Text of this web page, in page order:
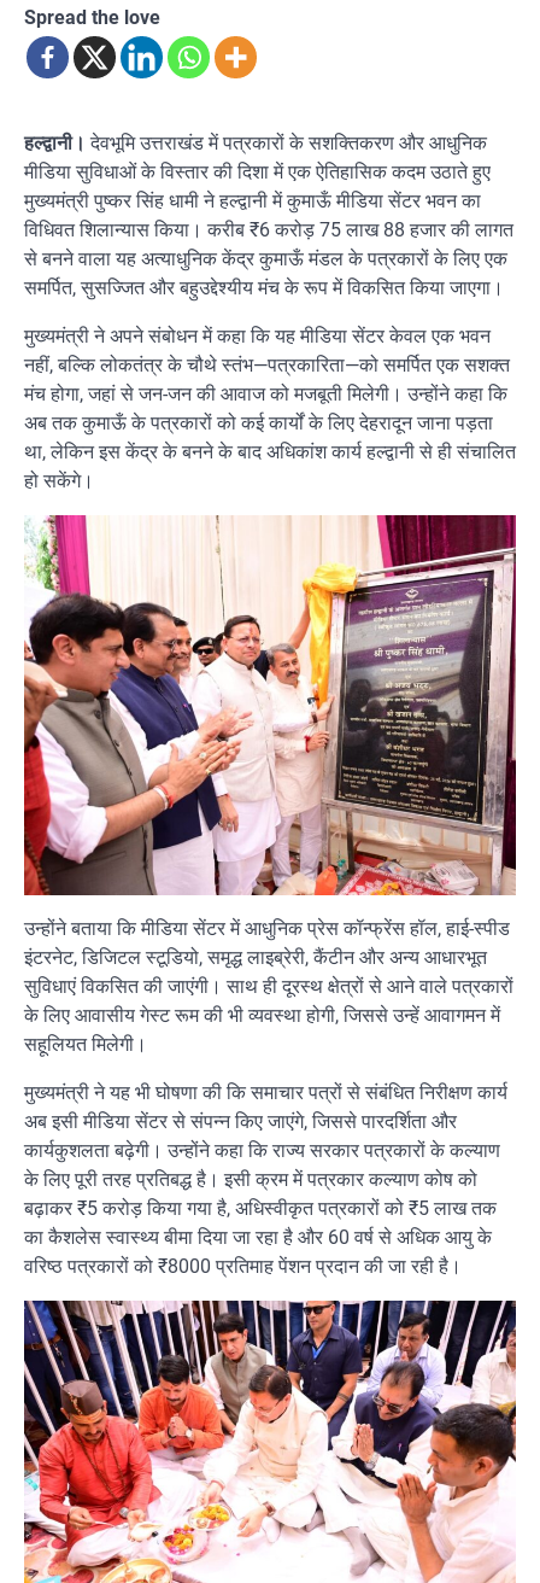
Spread the love
हल्द्वानी। देवभूमि उत्तराखंड में पत्रकारों के सशक्तिकरण और आधुनिक
मीडिया सुविधाओं के विस्तार की दिशा में एक ऐतिहासिक कदम उठाते हुए
मुख्यमंत्री पुष्कर सिंह धामी ने हल्द्वानी में कुमाऊँ मीडिया सेंटर भवन का
विधिवत शिलान्यास किया। करीब ₹6 करोड़ 75 लाख 88 हजार की लागत
से बनने वाला यह अत्याधुनिक केंद्र कुमाऊँ मंडल के पत्रकारों के लिए एक
समर्पित, सुसज्जित और बहुउद्देश्यीय मंच के रूप में विकसित किया जाएगा।
मुख्यमंत्री ने अपने संबोधन में कहा कि यह मीडिया सेंटर केवल एक भवन
नहीं, बल्कि लोकतंत्र के चौथे स्तंभ—पत्रकारिता—को समर्पित एक सशक्त
मंच होगा, जहां से जन-जन की आवाज को मजबूती मिलेगी। उन्होंने कहा कि
अब तक कुमाऊँ के पत्रकारों को कई कार्यों के लिए देहरादून जाना पड़ता
था, लेकिन इस केंद्र के बनने के बाद अधिकांश कार्य हल्द्वानी से ही संचालित
हो सकेंगे।
उन्होंने बताया कि मीडिया सेंटर में आधुनिक प्रेस कॉन्फ्रेंस हॉल, हाई-स्पीड
इंटरनेट, डिजिटल स्टूडियो, समृद्ध लाइब्रेरी, कैंटीन और अन्य आधारभूत
सुविधाएं विकसित की जाएंगी। साथ ही दूरस्थ क्षेत्रों से आने वाले पत्रकारों
के लिए आवासीय गेस्ट रूम की भी व्यवस्था होगी, जिससे उन्हें आवागमन में
सहूलियत मिलेगी।
मुख्यमंत्री ने यह भी घोषणा की कि समाचार पत्रों से संबंधित निरीक्षण कार्य
अब इसी मीडिया सेंटर से संपन्न किए जाएंगे, जिससे पारदर्शिता और
कार्यकुशलता बढ़ेगी। उन्होंने कहा कि राज्य सरकार पत्रकारों के कल्याण
के लिए पूरी तरह प्रतिबद्ध है। इसी क्रम में पत्रकार कल्याण कोष को
बढ़ाकर ₹5 करोड़ किया गया है, अधिस्वीकृत पत्रकारों को ₹5 लाख तक
का कैशलेस स्वास्थ्य बीमा दिया जा रहा है और 60 वर्ष से अधिक आयु के
वरिष्ठ पत्रकारों को ₹8000 प्रतिमाह पेंशन प्रदान की जा रही है।